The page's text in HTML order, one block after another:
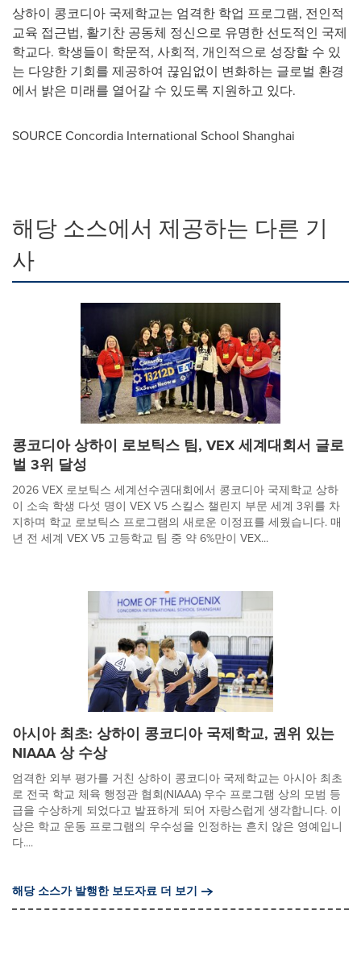
상하이 콩코디아 국제학교는 엄격한 학업 프로그램, 전인적
교육 접근법, 활기찬 공동체 정신으로 유명한 선도적인 국제
학교다. 학생들이 학문적, 사회적, 개인적으로 성장할 수 있
는 다양한 기회를 제공하여 끊임없이 변화하는 글로벌 환경
에서 밝은 미래를 열어갈 수 있도록 지원하고 있다.
SOURCE Concordia International School Shanghai
해당 소스에서 제공하는 다른 기
사
콩코디아 상하이 로보틱스 팀, VEX 세계대회서 글로
벌 3위 달성
2026 VEX 로보틱스 세계선수권대회에서 콩코디아 국제학교 상하
이 소속 학생 다섯 명이 VEX V5 스킬스 챌린지 부문 세계 3위를 차
지하며 학교 로보틱스 프로그램의 새로운 이정표를 세웠습니다. 매
년 전 세계 VEX V5 고등학교 팀 중 약 6%만이 VEX...
아시아 최초: 상하이 콩코디아 국제학교, 권위 있는
NIAAA 상 수상
엄격한 외부 평가를 거친 상하이 콩코디아 국제학교는 아시아 최초
로 전국 학교 체육 행정관 협회(NIAAA) 우수 프로그램 상의 모범 등
급을 수상하게 되었다고 발표하게 되어 자랑스럽게 생각합니다. 이
상은 학교 운동 프로그램의 우수성을 인정하는 흔치 않은 영예입니
다....
해당 소스가 발행한 보도자료 더 보기